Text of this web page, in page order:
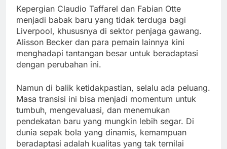
Kepergian Claudio Taffarel dan Fabian Otte
menjadi babak baru yang tidak terduga bagi
Liverpool, khususnya di sektor penjaga gawang.
Alisson Becker dan para pemain lainnya kini
menghadapi tantangan besar untuk beradaptasi
dengan perubahan ini.
Namun di balik ketidakpastian, selalu ada peluang.
Masa transisi ini bisa menjadi momentum untuk
tumbuh, mengevaluasi, dan menemukan
pendekatan baru yang mungkin lebih segar. Di
dunia sepak bola yang dinamis, kemampuan
beradaptasi adalah kualitas yang tak ternilai